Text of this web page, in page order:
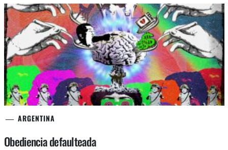
ARGENTINA
Obediencia defaulteada